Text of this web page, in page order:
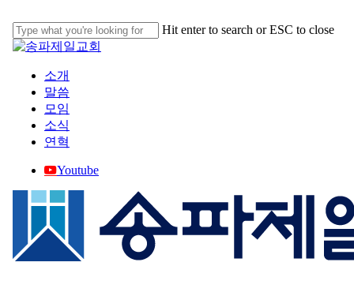
to
main
content
Hit enter to search or ESC to close
Close
Menu
소개
말씀
모임
소식
연혁
Youtube